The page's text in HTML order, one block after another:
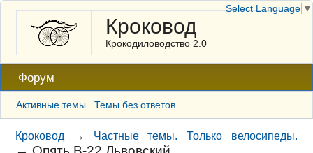
Кроковод
Крокодиловодство 2.0
Форум
Активные темы Темы без ответов
Кроковод → Частные темы. Только велосипеды.
Select Language ▼